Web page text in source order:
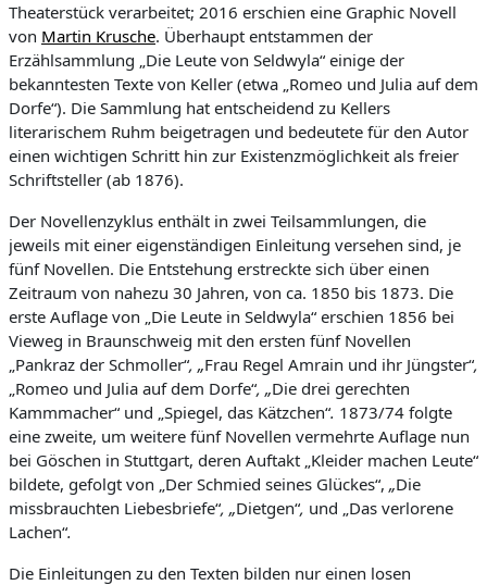
Theaterstück verarbeitet; 2016 erschien eine Graphic Novell
von Martin Krusche. Überhaupt entstammen der
Erzählsammlung „Die Leute von Seldwyla“ einige der
bekanntesten Texte von Keller (etwa „Romeo und Julia auf dem
Dorfe“). Die Sammlung hat entscheidend zu Kellers
literarischem Ruhm beigetragen und bedeutete für den Autor
einen wichtigen Schritt hin zur Existenzmöglichkeit als freier
Schriftsteller (ab 1876).
Der Novellenzyklus enthält in zwei Teilsammlungen, die
jeweils mit einer eigenständigen Einleitung versehen sind, je
fünf Novellen. Die Entstehung erstreckte sich über einen
Zeitraum von nahezu 30 Jahren, von ca. 1850 bis 1873. Die
erste Auflage von „Die Leute in Seldwyla“ erschien 1856 bei
Vieweg in Braunschweig mit den ersten fünf Novellen
„Pankraz der Schmoller“, „Frau Regel Amrain und ihr Jüngster“,
„Romeo und Julia auf dem Dorfe“, „Die drei gerechten
Kammmacher“ und „Spiegel, das Kätzchen“. 1873/74 folgte
eine zweite, um weitere fünf Novellen vermehrte Auflage nun
bei Göschen in Stuttgart, deren Auftakt „Kleider machen Leute“
bildete, gefolgt von „Der Schmied seines Glückes“, „Die
missbrauchten Liebesbriefe“, „Dietgen“, und „Das verlorene
Lachen“.
Die Einleitungen zu den Texten bilden nur einen losen